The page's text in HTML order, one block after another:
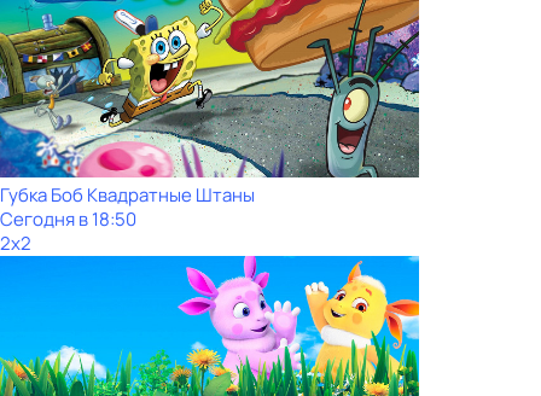
Губка Боб Квадратные Штаны
Сегодня в 18:50
2x2